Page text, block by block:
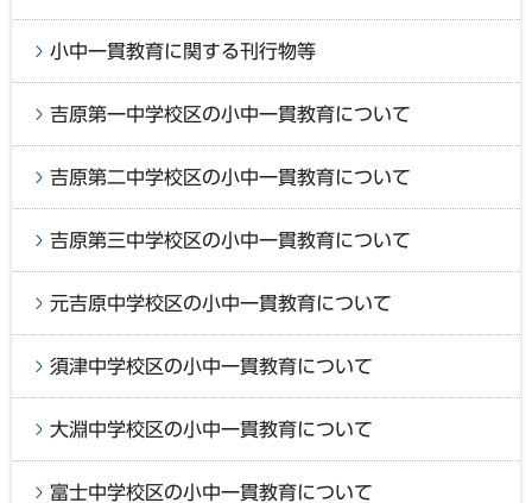
小中一貫教育に関する刊行物等
吉原第一中学校区の小中一貫教育について
吉原第二中学校区の小中一貫教育について
吉原第三中学校区の小中一貫教育について
元吉原中学校区の小中一貫教育について
須津中学校区の小中一貫教育について
大淵中学校区の小中一貫教育について
富士中学校区の小中一貫教育について